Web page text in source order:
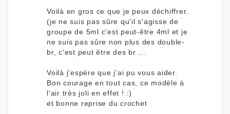
Voilà en gros ce que je peux déchiffrer.
(je ne suis pas sûre qu'il s'agisse de
groupe de 5ml c'est peut-être 4ml et je
ne suis pas sûre non plus des double-
br, c'est peut être des br ...
Voilà j'espère que j'ai pu vous aider.
Bon courage en tout cas, ce modèle à
l'air très joli en effet ! :)
et bonne reprise du crochet